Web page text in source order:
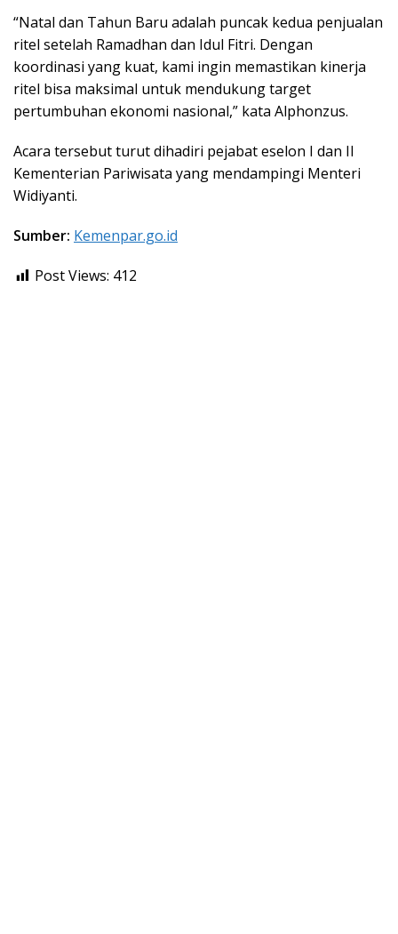
“Natal dan Tahun Baru adalah puncak kedua penjualan
ritel setelah Ramadhan dan Idul Fitri. Dengan
koordinasi yang kuat, kami ingin memastikan kinerja
ritel bisa maksimal untuk mendukung target
pertumbuhan ekonomi nasional,” kata Alphonzus.
Acara tersebut turut dihadiri pejabat eselon I dan II
Kementerian Pariwisata yang mendampingi Menteri
Widiyanti.
Sumber: Kemenpar.go.id
Post Views: 412